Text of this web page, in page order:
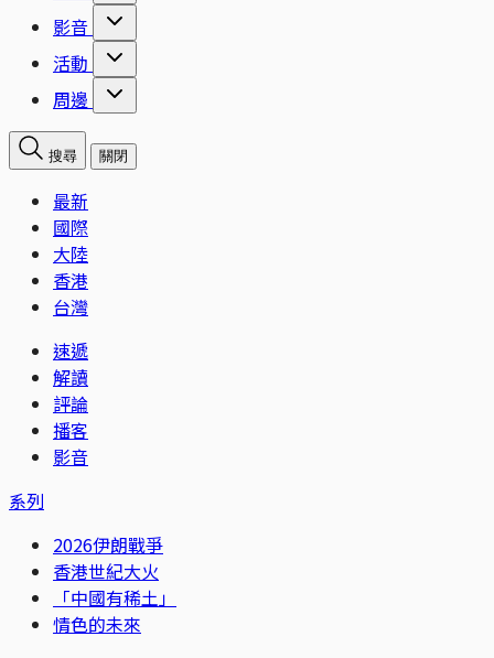
影音
活動
周邊
搜尋 關閉
最新
國際
大陸
香港
台灣
速遞
解讀
評論
播客
影音
系列
2026伊朗戰爭
香港世紀大火
「中國有稀土」
情色的未來